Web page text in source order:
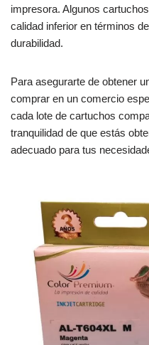
impresora. Algunos
calidad inferior en términos
durabilidad.
Para asegurarte de obtener
comprar en un comercio
cada lote de cartuchos
tranquilidad de que estás
adecuado para tus